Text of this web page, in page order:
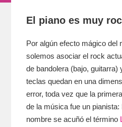
El piano es muy
Por algún efecto mágico del
solemos asociar el rock
de bandolera (bajo, guitarra)
teclas quedan en una
error, toda vez que la
de la música fue un
nombre se acuñó el término